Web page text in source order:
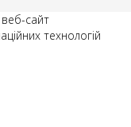
сайт
технологій